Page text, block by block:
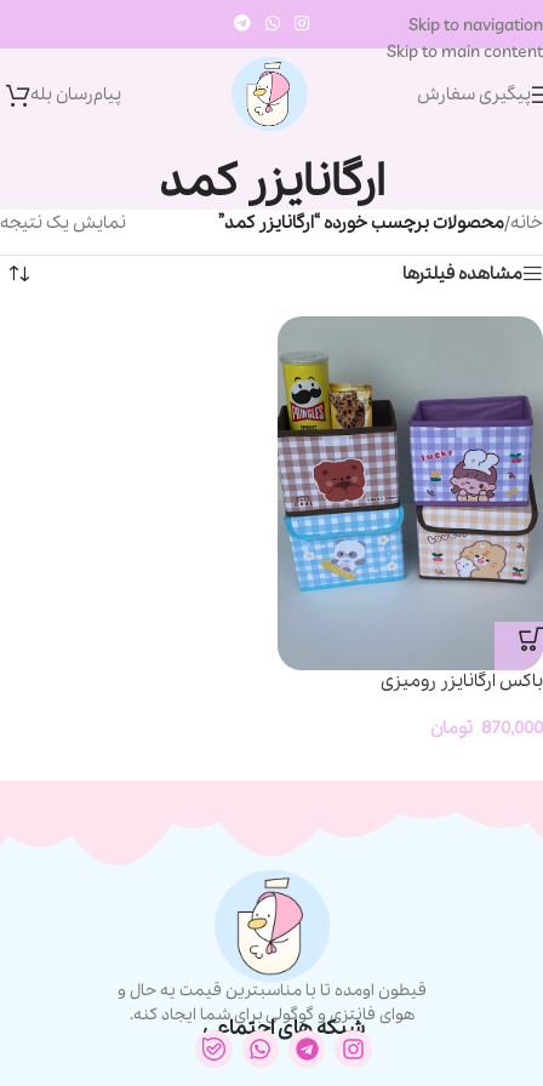
Skip to navigation
Skip to main content
پیگیری سفارش
پیام‌رسان‌ بله
ارگانایزر کمد
خانه/محصولات برچسب خورده “ارگانایزر کمد” نمایش یک نتیجه
مشاهده فیلترها
باکس ارگانایزر رومیزی
870,000 تومان
قیطون اومده تا با مناسبترین قیمت یه حال و
هوای فانتزی و گوگولی برای شما ایجاد کنه.
شبکه های اجتماعی